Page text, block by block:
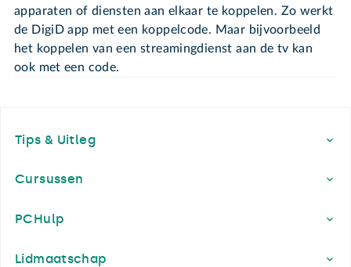
apparaten of diensten aan elkaar te koppelen. Zo werkt
de DigiD app met een koppelcode. Maar bijvoorbeeld
het koppelen van een streamingdienst aan de tv kan
ook met een code.
Tips & Uitleg
Cursussen
PCHulp
Lidmaatschap